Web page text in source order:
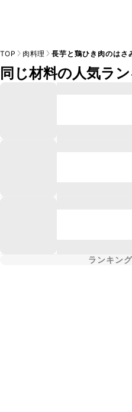
TOP 肉料理 長芋と鶏ひき肉のはさ
同じ材料の人気ラ
ランキン